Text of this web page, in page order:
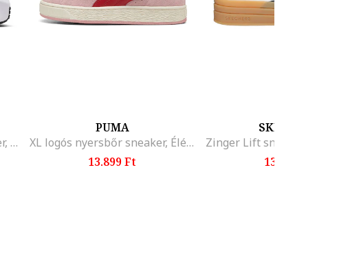
Metro Tek tépőzáras sneaker, Fekete/Sötétszürke
PUMA
XL logós nyersbőr sneaker, Élénkpiros/Halvány rózsaszín
13.899 Ft
SKECHERS
13.199 Ft